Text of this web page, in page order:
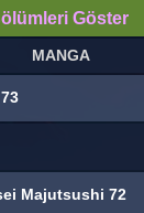
Göster
MANGA
Majutsushi 72